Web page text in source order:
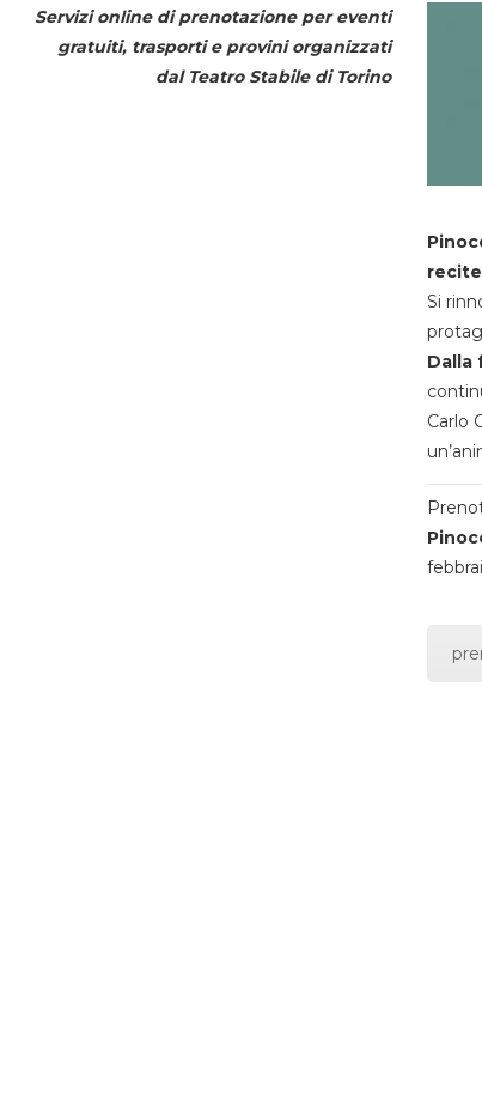
Servizi online di prenotazione per eventi
gratuiti, trasporti e provini organizzati
dal Teatro Stabile di Torino
Si
Dalla
Carlo